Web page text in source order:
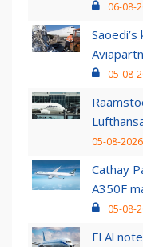
06-08-
05-08-
05-08-
Cathay
A350F
05-08-
El Al